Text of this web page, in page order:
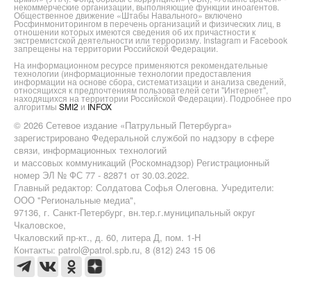
некоммерческие организации, выполняющие функции иноагентов.
Общественное движение «Штабы Навального» включено
Росфинмониторингом в перечень организаций и физических лиц, в
отношении которых имеются сведения об их причастности к
экстремистской деятельности или терроризму. Instagram и Facebook
запрещены на территории Российской Федерации.
На информационном ресурсе применяются рекомендательные
технологии (информационные технологии предоставления
информации на основе сбора, систематизации и анализа сведений,
относящихся к предпочтениям пользователей сети "Интернет",
находящихся на территории Российской Федерации). Подробнее про
алгоритмы SMI2 и INFOX
© 2026 Сетевое издание «Патрульный Петербурга»
зарегистрировано Федеральной службой по надзору в сфере
связи, информационных технологий
и массовых коммуникаций (Роскомнадзор) Регистрационный
номер ЭЛ № ФС 77 - 82871 от 30.03.2022.
Главный редактор: Солдатова Софья Олеговна. Учредители:
ООО "Региональные медиа",
97136, г. Санкт-Петербург, вн.тер.г.муниципальный округ
Чкаловское,
Чкаловский пр-кт., д. 60, литера Д, пом. 1-Н
Контакты: patrol@patrol.spb.ru, 8 (812) 243 15 06